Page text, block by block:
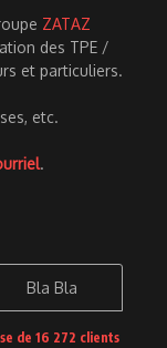
ZATAZ
des TPE /
et particuliers.
etc.
.
Bla Bla
de 16 272 clients